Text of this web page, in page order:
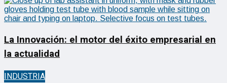
La Innovación: el motor del éxito empresarial en
la actualidad
INDUSTRIA